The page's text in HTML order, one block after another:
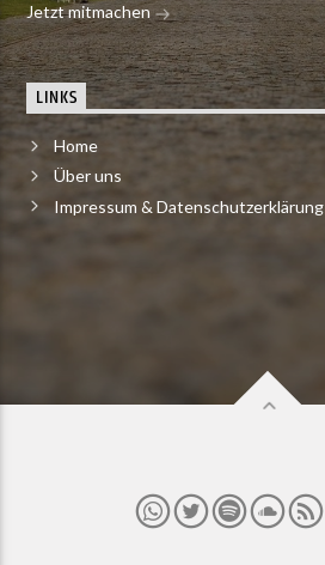
Jetzt mitmachen
LINKS
Home
Über uns
Impressum & Datenschutzerklärung